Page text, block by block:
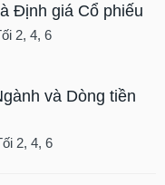
Định giá Cổ phiếu
2, 4, 6
và Dòng tiền
2, 4, 6